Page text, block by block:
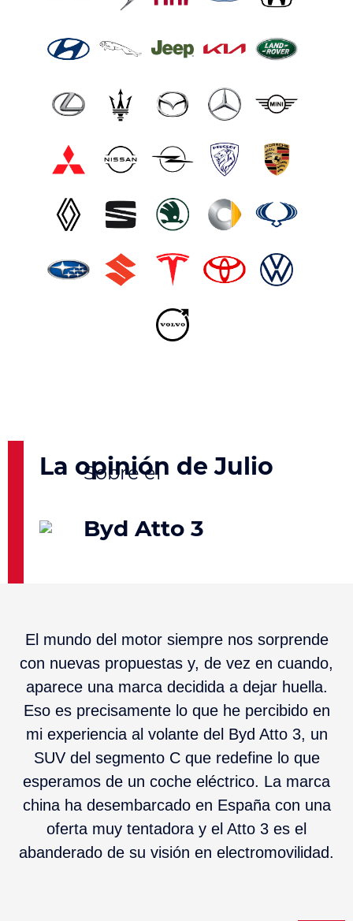
La opinión de Julio
Byd Atto 3
El mundo del motor siempre nos sorprende
con nuevas propuestas y, de vez en cuando,
aparece una marca decidida a dejar huella.
Eso es precisamente lo que he percibido en
mi experiencia al volante del Byd Atto 3, un
SUV del segmento C que redefine lo que
esperamos de un coche eléctrico. La marca
china ha desembarcado en España con una
oferta muy tentadora y el Atto 3 es el
abanderado de su visión en electromovilidad.